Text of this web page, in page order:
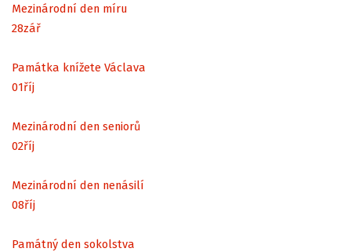
Mezinárodní den míru
28zář
Památka knížete Václava
01říj
Mezinárodní den seniorů
02říj
Mezinárodní den nenásilí
08říj
Památný den sokolstva